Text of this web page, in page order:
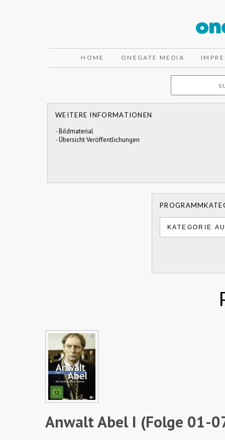
HOME ONEGATE MEDIA
WEITERE INFORMATIONEN
-Bildmaterial
-Übersicht Veröffentlichungen
Anwalt Abel I (Folge 01-